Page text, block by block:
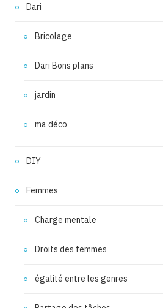
Dari
Bricolage
Dari Bons plans
jardin
ma déco
DIY
Femmes
Charge mentale
Droits des femmes
égalité entre les genres